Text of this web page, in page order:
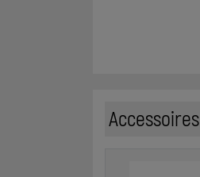
Accessoires